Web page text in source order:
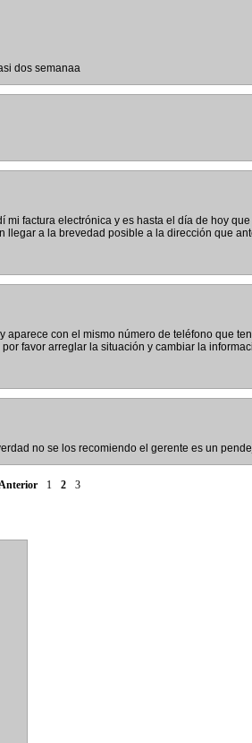
dos semanaa
mi factura electrónica y es hasta el día de hoy
llegar a la brevedad posible a la dirección que
aparece con el mismo número de teléfono que
favor arreglar la situación y cambiar la
no se los recomiendo el gerente es un
1 2 3